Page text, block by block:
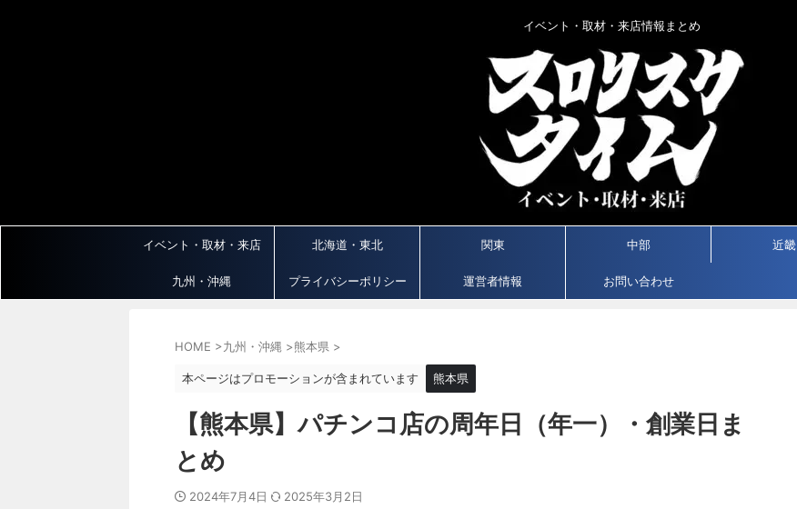
イベント・取材・来店情報まとめ
イベント・取材・来店 北海道・東北 関東 中部 近畿
九州・沖縄 プライバシーポリシー 運営者情報 お問い合わせ
HOME >九州・沖縄 >熊本県 >
本ページはプロモーションが含まれています 熊本県
【熊本県】パチンコ店の周年日（年一）・創業日ま
とめ
2024年7月4日 2025年3月2日